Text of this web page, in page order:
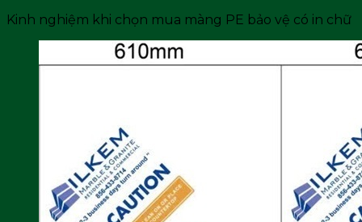
Kinh nghiệm khi chọn mua màng PE bảo vệ có in chữ